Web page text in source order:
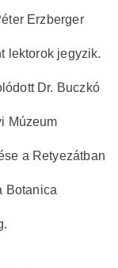
Erzberger
lektorok jegyzik.
Dr. Buczkó
Múzeum
a Retyezátban
Botanica